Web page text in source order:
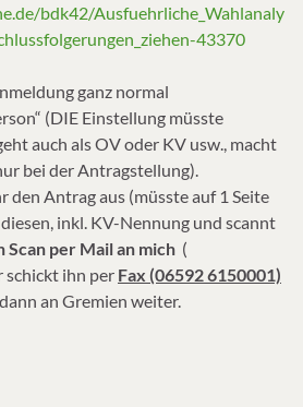
bdk42/Ausfuehrliche_Wahlanaly
43370
ganz normal
(DIE Einstellung müsste
auch als OV oder KV usw., macht
bei der Antragstellung).
den Antrag aus (müsste auf 1 Seite
inkl. KV-Nennung und scannt
Scan per Mail an mich (
schickt ihn per Fax (06592 6150001)
an Gremien weiter.